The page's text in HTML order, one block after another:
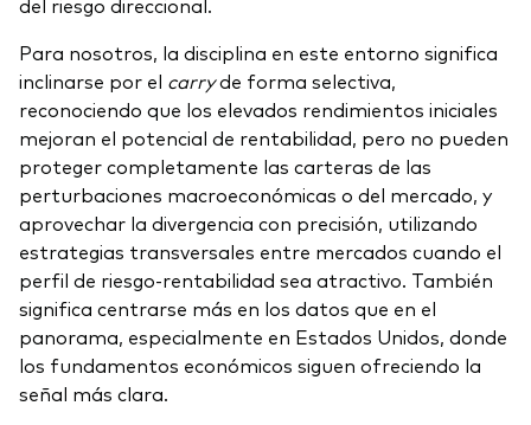
Para nosotros, la disciplina en este entorno significa
inclinarse por el carryde forma selectiva,
reconociendo que los elevados rendimientos iniciales
mejoran el potencial de rentabilidad, pero no pueden
proteger completamente las carteras de las
perturbaciones macroeconómicas o del mercado, y
aprovechar la divergencia con precisión, utilizando
estrategias transversales entre mercados cuando el
perfil de riesgo-rentabilidad sea atractivo. También
significa centrarse más en los datos que en el
panorama, especialmente en Estados Unidos, donde
los fundamentos económicos siguen ofreciendo la
señal más clara.